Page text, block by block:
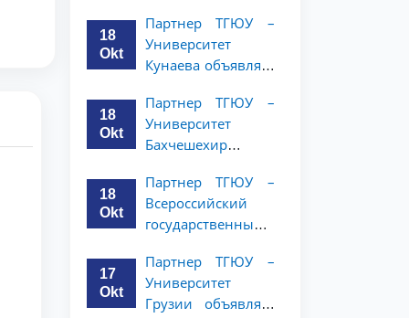
курсов
Купалы объявляет
программу
академической
студентов 2-3
курсов ТГЮУ
18
Okt
Партнер ТГЮУ –
Университет
Кунаева объявляет
академической
мобильности для
студентов 2–3
18
Okt
Партнер ТГЮУ –
Университет
Бахчешехир
программе
академической
мобильности для
курсов
18
Okt
Партнер ТГЮУ –
Всероссийский
государственный
юстиции
объявляет
программу
17
Okt
Партнер ТГЮУ –
Университет
Грузии объявляет